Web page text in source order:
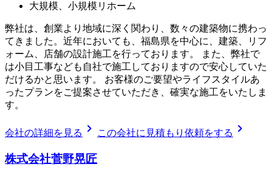
大規模、小規模リホーム
弊社は、創業より地域に深く関わり、数々の建築物に携わっ
てきました。近年においても、福島県を中心に、建築、リフ
ォーム、店舗の設計施工を行っております。 また、弊社で
は小目工事なども自社で施工しておりますので安心していた
だけるかと思います。 お客様のご要望やライフスタイルあ
ったプランをご提案させていただき、確実な施工をいたしま
す。
会社の詳細を見る chevron_right この会社に見積もり依頼をする chevron_right
株式会社菅野晃匠